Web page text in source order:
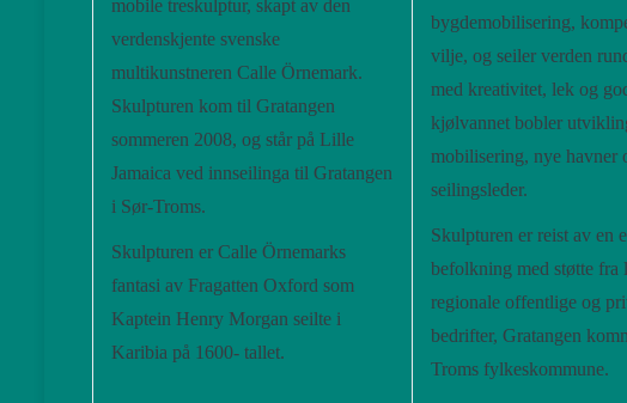
mobile treskulptur, skapt av den
verdenskjente svenske
multikunstneren Calle Örnemark.
Skulpturen kom til Gratangen
sommeren 2008, og står på Lille
Jamaica ved innseilinga til Gratangen
i Sør-Troms.
Skulpturen er Calle Örnemarks
fantasi av Fragatten Oxford som
Kaptein Henry Morgan seilte i
Karibia på 1600- tallet.
bygdemobilisering,
vilje, og seiler verden
med kreativitet, lek og
kjølvannet bobler
mobilisering, nye havner
seilingsleder.
Skulpturen er reist av en
befolkning med støtte fra
regionale offentlige og
bedrifter, Gratangen
Troms fylkeskommune.